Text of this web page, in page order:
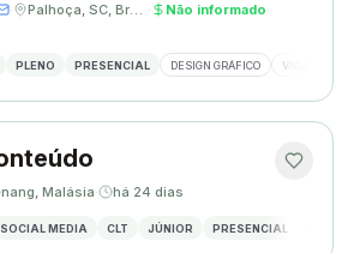
· Palhoça, SC, Brasil · Não informado·
PLENO PRESENCIAL DESIGN GRÁFICO VAGA
Malásia· há 24 dias
SOCIAL MEDIA CLT JÚNIOR PRESENCIAL